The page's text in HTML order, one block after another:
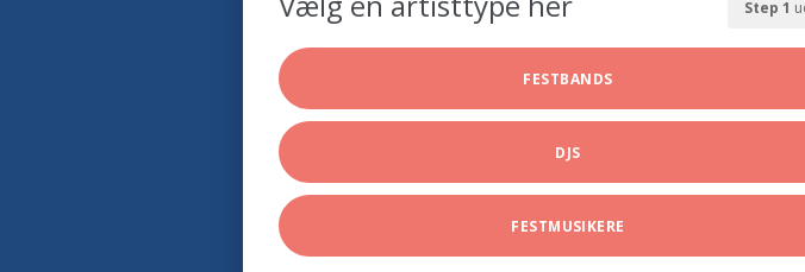
Step 1
FESTBANDS
DJS
FESTMUSIKERE